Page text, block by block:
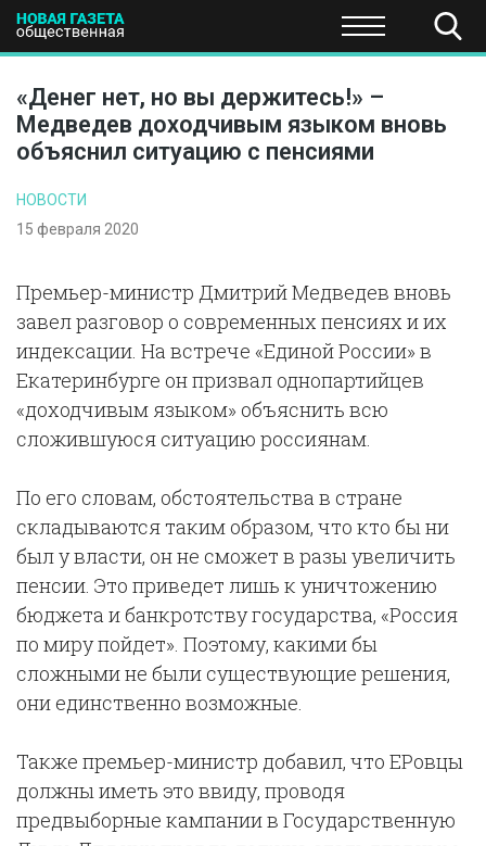
ПОЛИТИКА ЭКОНОМИКА НАУКА И
«Денег нет, но вы держитесь!» –
Медведев доходчивым языком вновь
объяснил ситуацию с пенсиями
НОВОСТИ
15 февраля 2020
Премьер-министр Дмитрий Медведев вновь
завел разговор о современных пенсиях и их
индексации. На встрече «Единой России» в
Екатеринбурге он призвал однопартийцев
«доходчивым языком» объяснить всю
сложившуюся ситуацию россиянам.
По его словам, обстоятельства в стране
складываются таким образом, что кто бы ни
был у власти, он не сможет в разы увеличить
пенсии. Это приведет лишь к уничтожению
бюджета и банкротству государства, «Россия
по миру пойдет». Поэтому, какими бы
сложными не были существующие решения,
они единственно возможные.
Также премьер-министр добавил, что ЕРовцы
должны иметь это ввиду, проводя
предвыборные кампании в Государственную